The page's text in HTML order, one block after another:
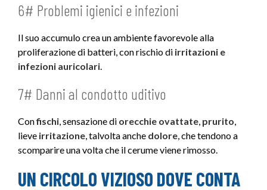
6# Problemi igienici e infezioni
Il suo accumulo crea un ambiente favorevole alla
proliferazione di batteri, con rischio di irritazioni e
infezioni auricolari.
7# Danni al condotto uditivo
Confischi, sensazione di orecchie ovattate, prurito,
lieve irritazione, talvolta anche dolore, che tendono a
scomparire una volta che il cerume viene rimosso.
UN CIRCOLO VIZIOSO DOVE CONTA